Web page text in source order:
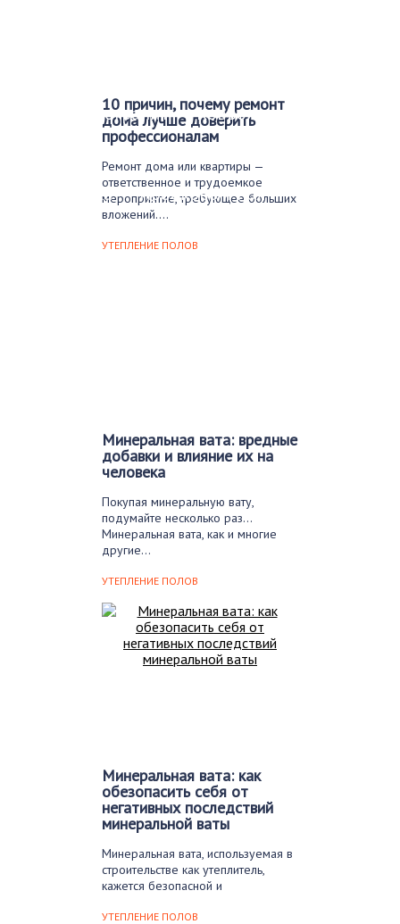
Керамогранит
Ковролин
Линолеум
Плитка
Пробковый пол
10 причин, почему ремонт
дома лучше доверить
профессионалам
Ремонт дома или квартиры —
ответственное и трудоемкое
мероприятие, требующее больших
вложений….
УТЕПЛЕНИЕ ПОЛОВ
Минеральная вата: вредные
добавки и влияние их на
человека
Покупая минеральную вату,
подумайте несколько раз…
Минеральная вата, как и многие
другие…
УТЕПЛЕНИЕ ПОЛОВ
Минеральная вата: как
обезопасить себя от
негативных последствий
минеральной ваты
Минеральная вата, используемая в
строительстве как утеплитель,
кажется безопасной и
УТЕПЛЕНИЕ ПОЛОВ